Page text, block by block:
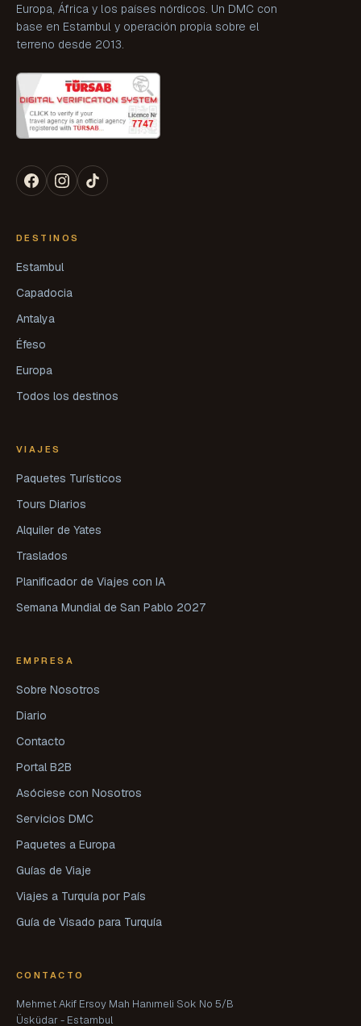
Europa, África y los países nórdicos. Un DMC con
base en Estambul y operación propia sobre el
terreno desde 2013.
DESTINOS
Estambul
Capadocia
Antalya
Éfeso
Europa
Todos los destinos
VIAJES
Paquetes Turísticos
Tours Diarios
Alquiler de Yates
Traslados
Planificador de Viajes con IA
Semana Mundial de San Pablo 2027
EMPRESA
Sobre Nosotros
Diario
Contacto
Portal B2B
Asóciese con Nosotros
Servicios DMC
Paquetes a Europa
Guías de Viaje
Viajes a Turquía por País
Guía de Visado para Turquía
CONTACTO
Mehmet Akif Ersoy Mah Hanımeli Sok No 5/B
Üsküdar - Estambul